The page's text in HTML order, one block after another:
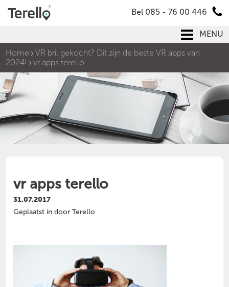
Bel 085 - 76 00 446
MENU
Home
VR bril gekocht? Dit zijn de beste VR apps van
2024!
vr apps terello
vr apps terello
31.07.2017
Geplaatst in door Terello